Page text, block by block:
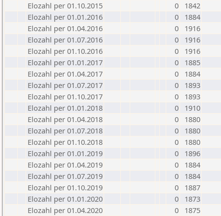
Elozahl per 01.10.2015
0
1842
Elozahl per 01.01.2016
0
1884
Elozahl per 01.04.2016
0
1916
Elozahl per 01.07.2016
0
1916
Elozahl per 01.10.2016
0
1916
Elozahl per 01.01.2017
0
1885
Elozahl per 01.04.2017
0
1884
Elozahl per 01.07.2017
0
1893
Elozahl per 01.10.2017
0
1893
Elozahl per 01.01.2018
0
1910
Elozahl per 01.04.2018
0
1880
Elozahl per 01.07.2018
0
1880
Elozahl per 01.10.2018
0
1880
Elozahl per 01.01.2019
0
1896
Elozahl per 01.04.2019
0
1884
Elozahl per 01.07.2019
0
1884
Elozahl per 01.10.2019
0
1887
Elozahl per 01.01.2020
0
1873
Elozahl per 01.04.2020
0
1875